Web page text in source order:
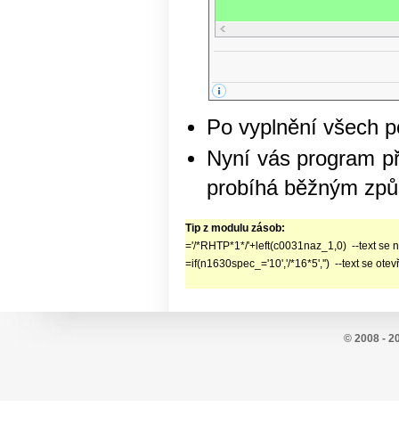
Po vyplnění všech
Nyní vás program
probíhá běžným
Tip z modulu zásob:
='/*RHTP*1*/'+left(c0031naz_1,0) --text se
=if(n1630spec_='10','/*16*5','') --text se
© 2008 -